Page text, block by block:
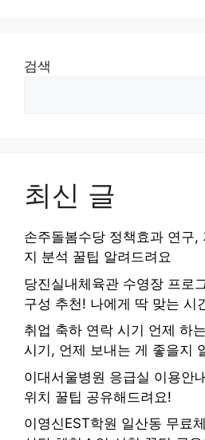
검색
최신 글
손주돌봄수당 정책효과 연구,
지 분석 꿀팁 알려드려요
당진실내체육관 수영장 프로
구성 추천! 나에게 딱 맞는 시
취업 축하 연락 시기 언제 하
시기, 언제 보내는 게 좋을지
이대서울병원 응급실 이용안
위치 꿀팁 공유해드려요!
이영신EST학원 일산동 무료